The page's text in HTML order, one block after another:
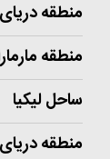
منطقه
منطقه
ساحل لیکیا
منطقه